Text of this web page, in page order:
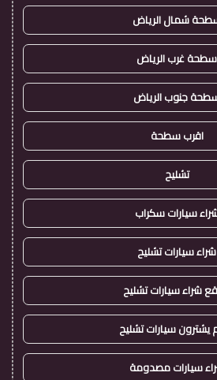
شمال الرياض
سطحة غرب الرياض
جنوب الرياض
اقرب سطحة
تشليح
سيارات سكراب
شراء سيارات تشليح
شراء سيارات تشليح
يشترون سيارات تشليح
سيارات مصدومة